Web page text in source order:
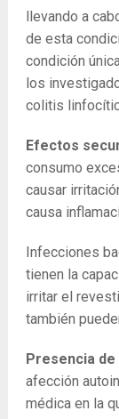
llevando a
de esta
condición
los
colitis
Efectos
consumo
causar
causa
Infecciones
tienen la
irritar el
también
Presencia
afección
médica en la